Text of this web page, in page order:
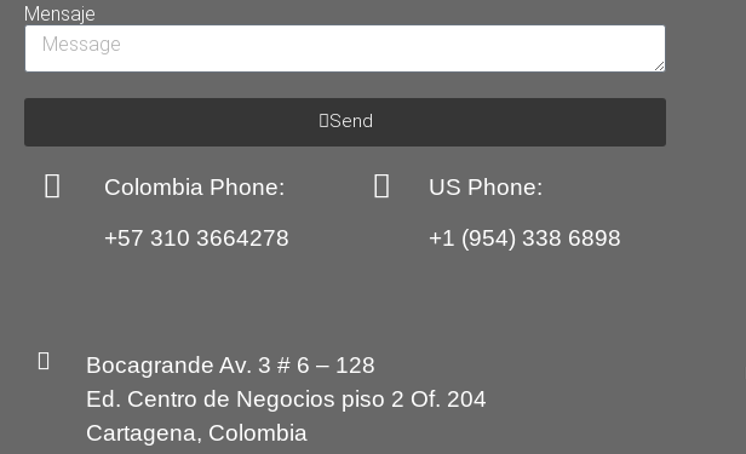
Mensaje
Send
Colombia Phone:
+57 310 3664278
US Phone:
+1 (954) 338 6898
Bocagrande Av. 3 # 6 – 128
Ed. Centro de Negocios piso 2 Of. 204
Cartagena, Colombia